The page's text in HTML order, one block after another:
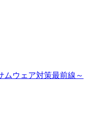
ムウェア対策最前線～